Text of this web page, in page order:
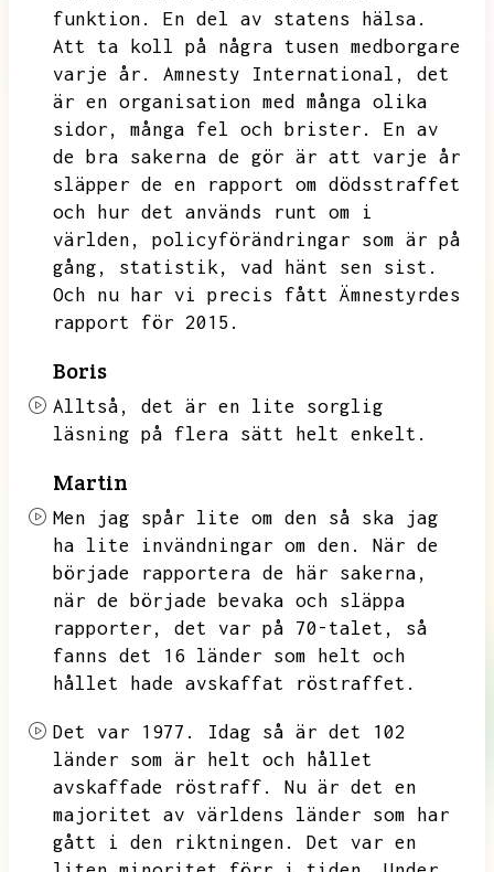
funktion.
En del av statens hälsa.
Att ta koll på några tusen medborgare
varje år.
Amnesty International,
det
är en organisation med många olika
sidor,
många fel och brister.
En av
de bra sakerna de gör är att varje år
släpper de en rapport om dödsstraffet
och hur det används runt om i
världen,
policyförändringar som är på
gång,
statistik,
vad hänt sen sist.
Och nu har vi precis fått Ämnestyrdes
rapport för 2015.
Boris
Alltså,
det är en lite sorglig
läsning på flera sätt helt enkelt.
Martin
Men jag spår lite om den så ska jag
ha lite invändningar om den.
När de
började rapportera de här sakerna,
när de började bevaka och släppa
rapporter,
det var på 70-talet,
så
fanns det 16 länder som helt och
hållet hade avskaffat röstraffet.
Det var 1977.
Idag så är det 102
länder som är helt och hållet
avskaffade röstraff.
Nu är det en
majoritet av världens länder som har
gått i den riktningen.
Det var en